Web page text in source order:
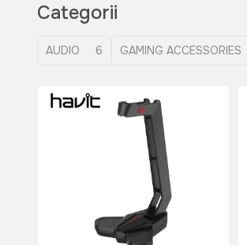
Categorii
AUDIO 6 GAMING ACCESSORIES